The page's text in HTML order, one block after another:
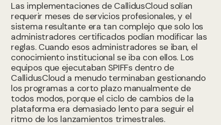
Las implementaciones de CallidusCloud solían
requerir meses de servicios profesionales, y el
sistema resultante era tan complejo que solo los
administradores certificados podían modificar las
reglas. Cuando esos administradores se iban, el
conocimiento institucional se iba con ellos. Los
equipos que ejecutaban SPIFFs dentro de
CallidusCloud a menudo terminaban gestionando
los programas a corto plazo manualmente de
todos modos, porque el ciclo de cambios de la
plataforma era demasiado lento para seguir el
ritmo de los lanzamientos trimestrales.